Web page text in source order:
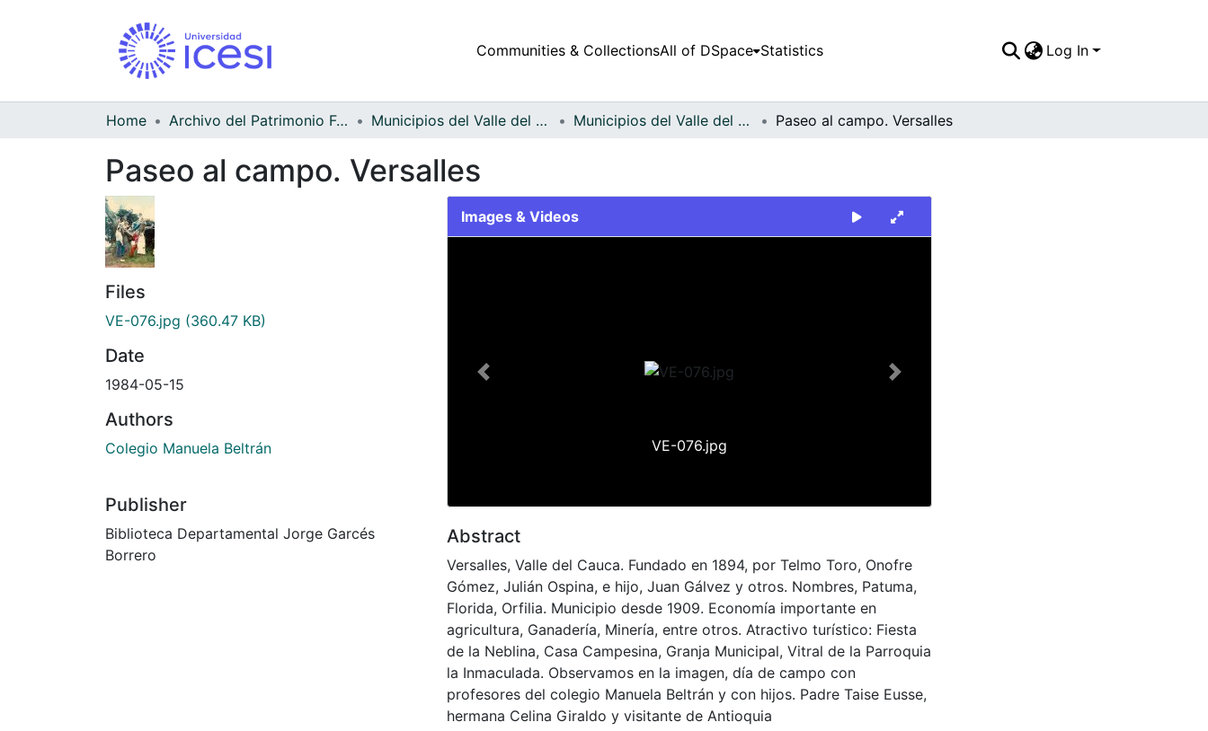
Communities & CollectionsAll of DSpace Statistics Log In
Home Archivo del Patrimonio Fotográfico y Fílmico del Valle del Cauca Municipios del Valle del Cauca Municipios del Valle del Cauca Paseo al campo. Versalles
Paseo al campo. Versalles
Files
VE-076.jpg (360.47 KB)
Date
1984-05-15
Authors
Colegio Manuela Beltrán
Publisher
Biblioteca Departamental Jorge Garcés
Borrero
Images & Videos
VE-076.jpg
Previous Next
Abstract
Versalles, Valle del Cauca. Fundado en 1894, por Telmo Toro, Onofre
Gómez, Julián Ospina, e hijo, Juan Gálvez y otros. Nombres, Patuma,
Florida, Orfilia. Municipio desde 1909. Economía importante en
agricultura, Ganadería, Minería, entre otros. Atractivo turístico: Fiesta
de la Neblina, Casa Campesina, Granja Municipal, Vitral de la Parroquia
la Inmaculada. Observamos en la imagen, día de campo con
profesores del colegio Manuela Beltrán y con hijos. Padre Taise Eusse,
hermana Celina Giraldo y visitante de Antioquia